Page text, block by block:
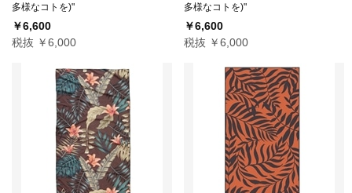
多様なコトを)"
￥6,600
税抜 ￥6,000
多様なコトを)"
￥6,600
税抜 ￥6,000